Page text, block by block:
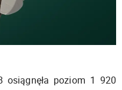
osiągnęła poziom 1 920